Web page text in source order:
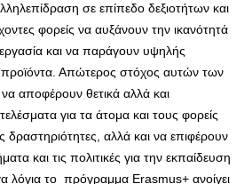
σε επίπεδο δεξιοτήτων και
φορείς να αυξάνουν την ικανότητά
και να παράγουν υψηλής
προϊόντα. Απώτερος στόχος αυτών των
αποφέρουν θετικά αλλά και
για τα άτομα και τους φορείς
δραστηριότητες, αλλά και να επιφέρουν
και τις πολιτικές για την εκπαίδευση
λόγια το πρόγραμμα Erasmus+ ανοίγει